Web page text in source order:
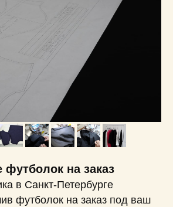
футболок на заказ
в Санкт-Петербурге
футболок на заказ под ваш